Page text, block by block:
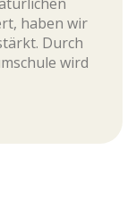
haben wir
Durch
wird